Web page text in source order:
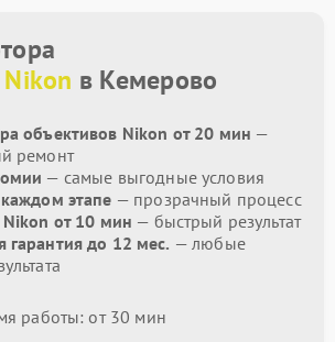
Nikon в Кемерово
объективов Nikon от 20 мин —
ремонт
— самые выгодные условия
этапе — прозрачный процесс
Nikon от 10 мин — быстрый результат
гарантия до 12 мес. — любые
работы: от 30 мин